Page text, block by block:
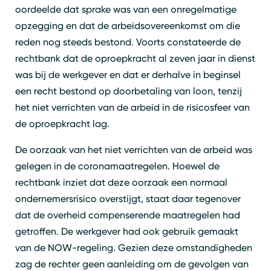
oordeelde dat sprake was van een onregelmatige
opzegging en dat de arbeidsovereenkomst om die
reden nog steeds bestond. Voorts constateerde de
rechtbank dat de oproepkracht al zeven jaar in dienst
was bij de werkgever en dat er derhalve in beginsel
een recht bestond op doorbetaling van loon, tenzij
het niet verrichten van de arbeid in de risicosfeer van
de oproepkracht lag.
De oorzaak van het niet verrichten van de arbeid was
gelegen in de coronamaatregelen. Hoewel de
rechtbank inziet dat deze oorzaak een normaal
ondernemersrisico overstijgt, staat daar tegenover
dat de overheid compenserende maatregelen had
getroffen. De werkgever had ook gebruik gemaakt
van de NOW-regeling. Gezien deze omstandigheden
zag de rechter geen aanleiding om de gevolgen van
Zoeken Sluiten